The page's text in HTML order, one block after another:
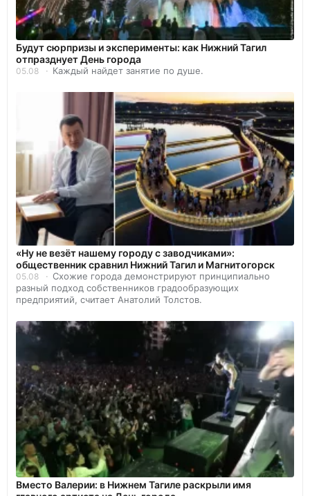
Будут сюрпризы и эксперименты: как Нижний Тагил
отпразднует День города
05.08 Каждый найдет занятие по душе.
«Ну не везёт нашему городу с заводчиками»:
общественник сравнил Нижний Тагил и Магнитогорск
05.08
Схожие города демонстрируют принципиально
разный подход собственников градообразующих
предприятий, считает Анатолий Толстов.
Вместо Валерии: в Нижнем Тагиле раскрыли имя